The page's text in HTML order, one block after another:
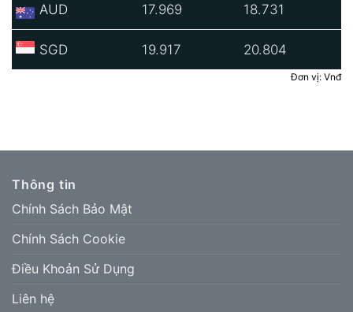
AUD 17.969 18.731
SGD 19.917 20.804
Đơn vị: Vnđ
Thông tin
Chính Sách Bảo Mật
Chính Sách Cookie
Điều Khoản Sử Dụng
Liên hệ